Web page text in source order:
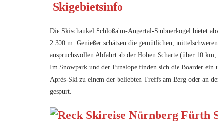
Skigebietsinfo
Die Skischaukel Schloßalm-Angertal-Stubnerkogel bietet
2.300 m. Genießer schätzen die gemütlichen,
anspruchsvollen Abfahrt ab der Hohen Scharte (über 10
Im Snowpark und der Funslope finden sich die Boarder ein
Après-Ski zu einem der beliebten Treffs am Berg oder an
gespurt.